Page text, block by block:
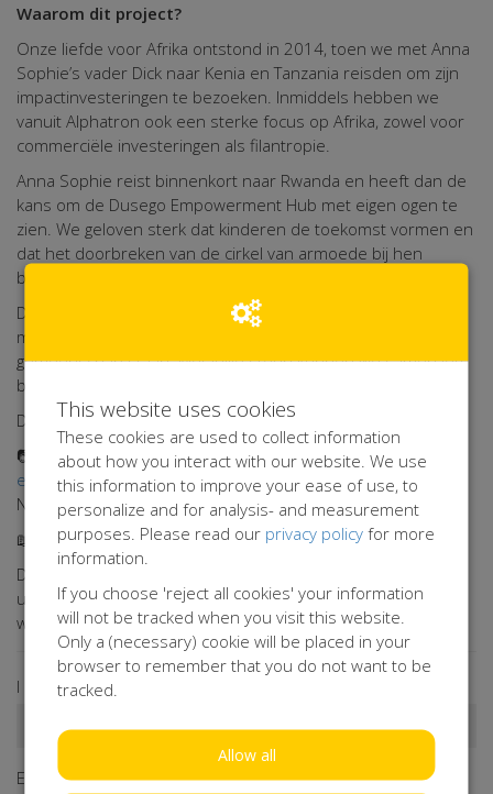
Waarom dit project?
Onze liefde voor Afrika ontstond in 2014, toen we met Anna
Sophie’s vader Dick naar Kenia en Tanzania reisden om zijn
impactinvesteringen te bezoeken. Inmiddels hebben we
vanuit Alphatron ook een sterke focus op Afrika, zowel voor
commerciële investeringen als filantropie.
Anna Sophie reist binnenkort naar Rwanda en heeft dan de
kans om de Dusego Empowerment Hub met eigen ogen te
zien. We geloven sterk dat kinderen de toekomst vormen en
dat het doorbreken van de cirkel van armoede bij hen
begint. Juist daarom zijn we enthousiast over dit project.
De sleutel tot succes ligt volgens ons in het samenwerken
met lokale organisaties die met beide voeten in de
gemeenschap staan. Met jullie steun kunnen we samen iets
betekenen voor de jongeren in Rwanda.
Dankjewel voor jullie bijdrage! - Anna Sophie & Floris
📷 Nieuwsgierig naar hoe het centrum eruitziet? Bekijkhier
een filmpjeenhier de foto'svan het laatste bezoek van
Net4kids.
📖 Meer weten over het project? Klik hier .
De gegevens die je invult op de donatiepagina worden
uitsluitend gebruikt voor het verwerken van je bijdrage en
worden niet openbaar gemaakt of gepubliceerd.
I donate ...
Enter a donation amount*
This website uses cookies
These cookies are used to collect information
about how you interact with our website. We use
this information to improve your ease of use, to
personalize and for analysis- and measurement
purposes. Please read our privacy policy for more
information.
If you choose 'reject all cookies' your information
will not be tracked when you visit this website.
Only a (necessary) cookie will be placed in your
browser to remember that you do not want to be
tracked.
Allow all